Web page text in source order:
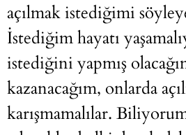
açılmak istediğimi
İstediğim hayatı
istediğini yapmış
kazanacağım, onlarda
karışmamalılar.